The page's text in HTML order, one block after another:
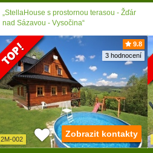
„StellaHouse s prostornou terasou - Žďár
nad Sázavou - Vysočina“
9.8
3 hodnocení
2M-002
Zobrazit kontakty